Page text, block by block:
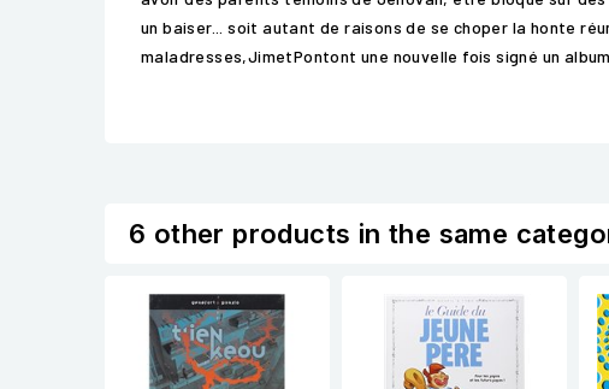
un baiser... soit autant de raisons de se choper la honte
maladresses,JimetPontont une nouvelle fois signé un
6 other products in the same